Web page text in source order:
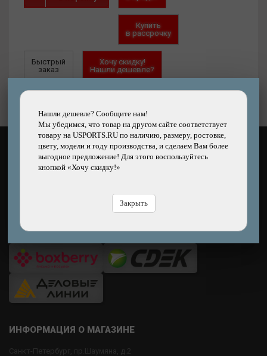
Нашли дешевле? Сообщите нам!
Мы убедимся, что товар на другом сайте соответствует
товару на USPORTS.RU по наличию, размеру, ростовке,
цвету, модели и году производства, и сделаем Вам более
выгодное предложение! Для этого воспользуйтесь
кнопкой «Хочу скидку!»
Закрыть
Купить
в рассрочку
Быстрый
заказ
Хочу скидку!
Нашли дешевле?
КАК ОПЛАТИТЬ?
ЧЕМ ДОСТАВЯТ?
ИНФОРМАЦИЯ О МАГАЗИНЕ
Санкт-Петербург, пр.Шаумяна, д.2